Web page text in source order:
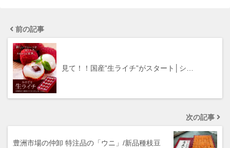
前の記事
見て！！国産”生ライチ”がスタート│シ…
次の記事
豊洲市場の仲卸 特注品の「ウニ」/新品種枝豆